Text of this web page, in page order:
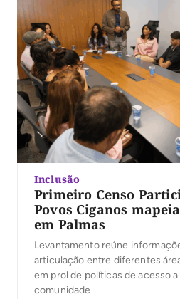
Inclusão
Primeiro Censo
Povos Ciganos
em Palmas
Levantamento reúne
articulação entre diferentes
em prol de políticas de acesso
comunidade